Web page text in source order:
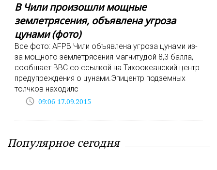
В Чили произошли мощные
землетрясения, объявлена угроза
цунами (фото)
Все фото: AFPВ Чили объявлена угроза цунами из-
за мощного землетрясения магнитудой 8,3 балла,
сообщает BBC со ссылкой на Тихоокеанский центр
предупреждения о цунами.Эпицентр подземных
толчков находилс
access_time 09:06 17.09.2015
Популярное сегодня